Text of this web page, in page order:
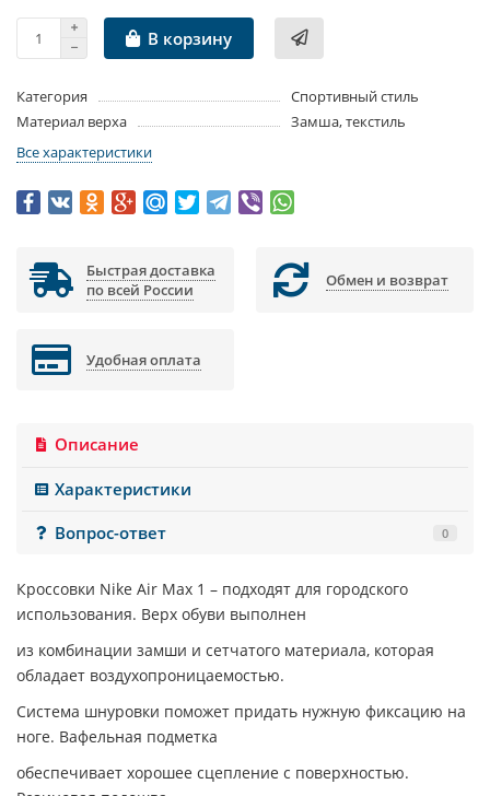
В корзину
Категория
Спортивный стиль
Материал верха
Замша, текстиль
Все характеристики
Быстрая доставка
по всей России
Обмен и возврат
Удобная оплата
Описание
Характеристики
Вопрос-ответ
0
Кроссовки Nike Air Max 1 – подходят для городского
использования. Верх обуви выполнен
из комбинации замши и сетчатого материала, которая
обладает воздухопроницаемостью.
Система шнуровки поможет придать нужную фиксацию на
ноге. Вафельная подметка
обеспечивает хорошее сцепление с поверхностью.